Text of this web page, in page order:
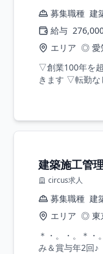
募集職種 建
給与
エリア ◎ 愛
▽創業100年を
きます ▽転勤な
建築施工管
circus求人
募集職種 建
エリア ◎ 東
＊・。・。＊
み＆賞与年2回♪